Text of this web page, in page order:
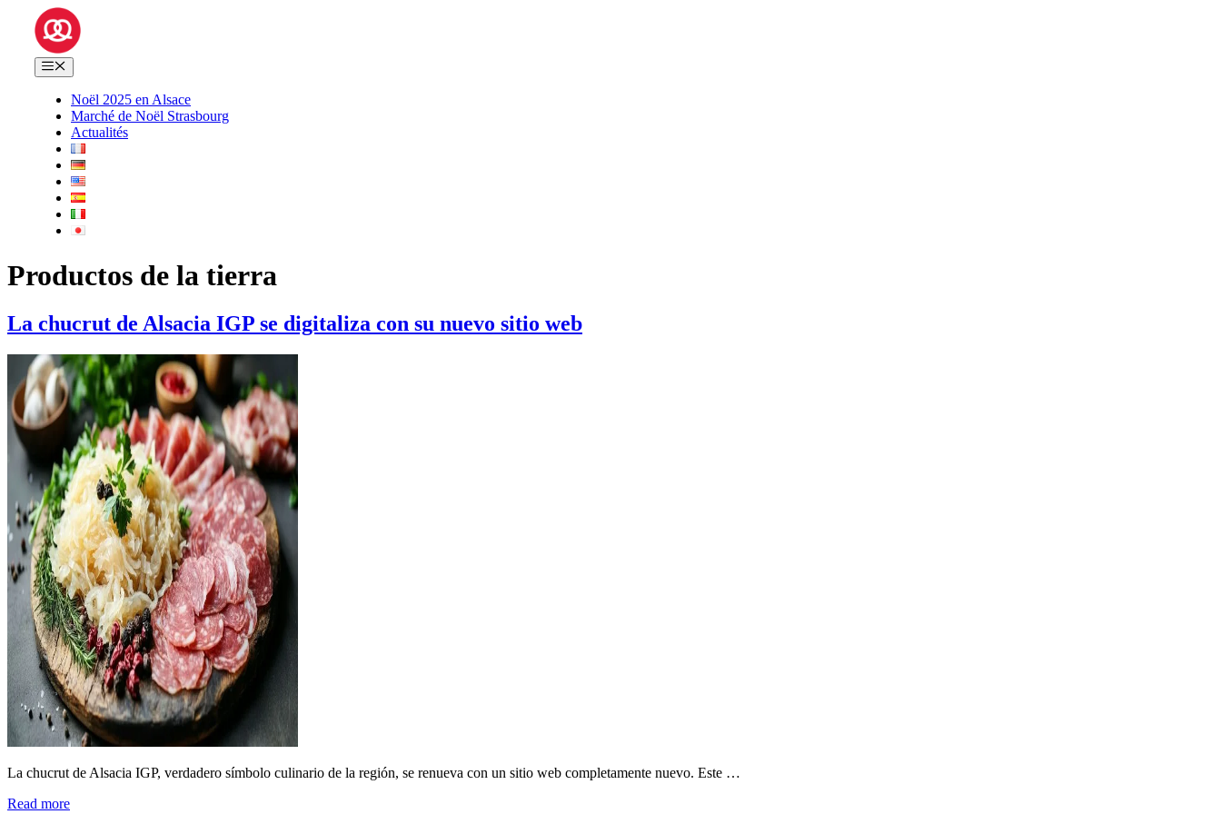
Saltar
contenido
Menú
Noël 2025 en Alsace
Marché de Noël Strasbourg
Actualités
Productos de la tierra
La chucrut de Alsacia IGP se digitaliza con su nuevo sitio web
La chucrut de Alsacia IGP, verdadero símbolo culinario de la región, se renueva con un sitio web completamente nuevo. Este …
Read more